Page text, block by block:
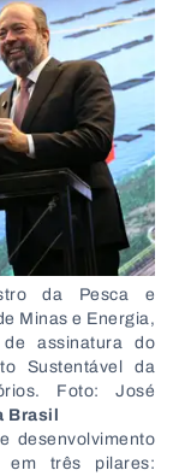
da Pesca e
Minas e Energia,
assinatura do
Sustentável da
Foto: José
Brasil
desenvolvimento
em três pilares: